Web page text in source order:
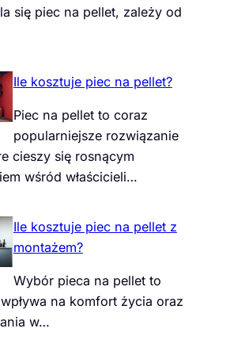
się piec na pellet, zależy od
Ile kosztuje piec na pellet?
Piec na pellet to coraz
popularniejsze rozwiązanie
cieszy się rosnącym
wśród właścicieli…
Ile kosztuje piec na pellet z
montażem?
Wybór pieca na pellet to
na komfort życia oraz
w…